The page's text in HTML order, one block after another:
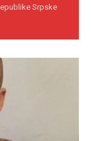
Srpske